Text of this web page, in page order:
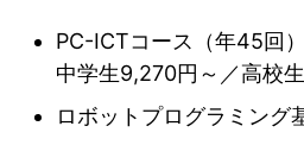
PC-ICTコース（年45回
中学生9,270円～／高校
ロボットプログラミング